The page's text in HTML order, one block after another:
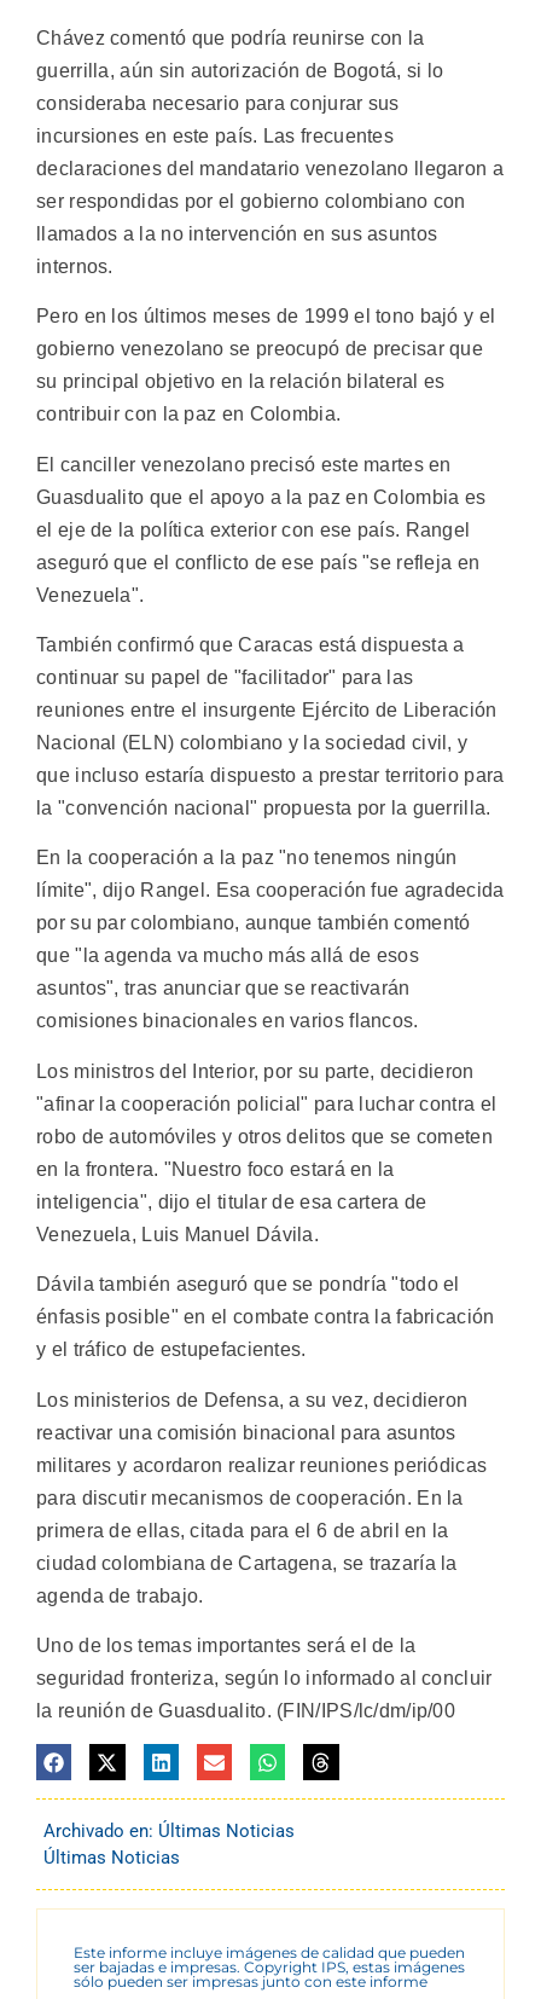
Chávez comentó que podría reunirse con la
guerrilla, aún sin autorización de Bogotá, si lo
consideraba necesario para conjurar sus
incursiones en este país. Las frecuentes
declaraciones del mandatario venezolano llegaron a
ser respondidas por el gobierno colombiano con
llamados a la no intervención en sus asuntos
internos.
Pero en los últimos meses de 1999 el tono bajó y el
gobierno venezolano se preocupó de precisar que
su principal objetivo en la relación bilateral es
contribuir con la paz en Colombia.
El canciller venezolano precisó este martes en
Guasdualito que el apoyo a la paz en Colombia es
el eje de la política exterior con ese país. Rangel
aseguró que el conflicto de ese país "se refleja en
Venezuela".
También confirmó que Caracas está dispuesta a
continuar su papel de "facilitador" para las
reuniones entre el insurgente Ejército de Liberación
Nacional (ELN) colombiano y la sociedad civil, y
que incluso estaría dispuesto a prestar territorio para
la "convención nacional" propuesta por la guerrilla.
En la cooperación a la paz "no tenemos ningún
límite", dijo Rangel. Esa cooperación fue agradecida
por su par colombiano, aunque también comentó
que "la agenda va mucho más allá de esos
asuntos", tras anunciar que se reactivarán
comisiones binacionales en varios flancos.
Los ministros del Interior, por su parte, decidieron
"afinar la cooperación policial" para luchar contra el
robo de automóviles y otros delitos que se cometen
en la frontera. "Nuestro foco estará en la
inteligencia", dijo el titular de esa cartera de
Venezuela, Luis Manuel Dávila.
Dávila también aseguró que se pondría "todo el
énfasis posible" en el combate contra la fabricación
y el tráfico de estupefacientes.
Los ministerios de Defensa, a su vez, decidieron
reactivar una comisión binacional para asuntos
militares y acordaron realizar reuniones periódicas
para discutir mecanismos de cooperación. En la
primera de ellas, citada para el 6 de abril en la
ciudad colombiana de Cartagena, se trazaría la
agenda de trabajo.
Uno de los temas importantes será el de la
seguridad fronteriza, según lo informado al concluir
la reunión de Guasdualito. (FIN/IPS/lc/dm/ip/00
Archivado en: Últimas Noticias
Últimas Noticias
Este informe incluye imágenes de calidad que pueden
ser bajadas e impresas. Copyright IPS, estas imágenes
sólo pueden ser impresas junto con este informe